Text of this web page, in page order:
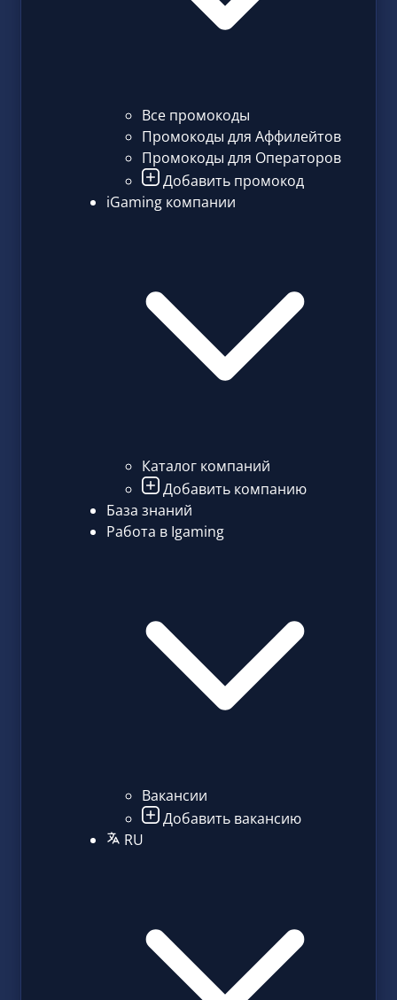
Все промокоды
Промокоды для Аффилейтов
Промокоды для Операторов
Добавить промокод
iGaming компании
Каталог компаний
Добавить компанию
База знаний
Работа в Igaming
Вакансии
Добавить вакансию
RU